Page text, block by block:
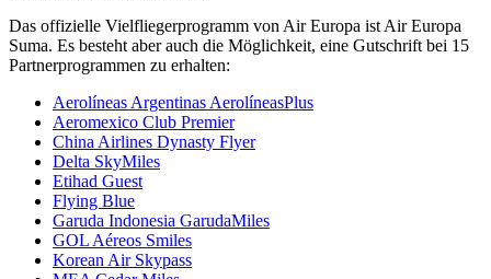
Das offizielle Vielfliegerprogramm von Air Europa ist Air Europa
Suma. Es besteht aber auch die Möglichkeit, eine Gutschrift bei 15
Partnerprogrammen zu erhalten:
Aerolíneas Argentinas AerolíneasPlus
Aeromexico Club Premier
China Airlines Dynasty Flyer
Delta SkyMiles
Etihad Guest
Flying Blue
Garuda Indonesia GarudaMiles
GOL Aéreos Smiles
Korean Air Skypass